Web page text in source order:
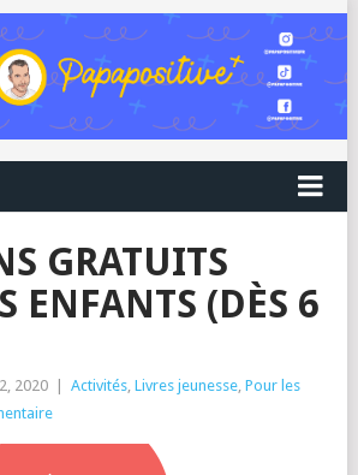
GRATUITS
ENFANTS (DÈS 6
2020 Activités, Livres jeunesse, Pour les